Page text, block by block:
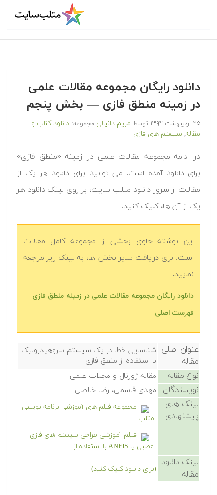
دانلود رایگان مجموعه مقالات علمی
در زمینه منطق فازی — بخش پنجم
۲۵ اردیبهشت ۱۳۹۴ توسط مریم دانیالی مجموعه: دانلود کتاب و
مقاله, سیستم های فازی
در ادامه مجموعه مقالات علمی در زمینه «منطق فازی»
برای دانلود آمده است. می توانید برای دانلود هر یک از
مقالات از سرور دانلود متلب سایت، بر روی لینک دانلود هر
یک از آن ها، کلیک کنید.
این نوشته حاوی بخشی از مجموعه کامل مقالات
است. برای دریافت سایر بخش ها، به لینک زیر مراجعه
نمایید:
دانلود رایگان مجموعه مقالات علمی در زمینه منطق فازی —
فهرست اصلی
عنوان اصلی
مقاله
شناسایی خطا در یک سیستم سروهیدرولیک
با استفاده از منطق فازی
نوع مقاله مقاله ژورنال و مجلات علمی
نویسندگان مهدی قاسمی، رضا خالصی
لینک های
پیشنهادی
مجموعه فیلم های آموزشی برنامه نویسی
متلب
فیلم آموزشی طراحی سیستم های فازی
عصبی یا ANFIS با استفاده از
لینک دانلود
مقاله
(برای دانلود کلیک کنید)